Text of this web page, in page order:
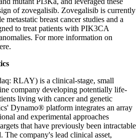
of zovegalisib. Zovegalisib is currently
metastatic breast cancer studies and a
to treat patients with PIK3CA
For more information on
RLAY) is a clinical-stage, small
company developing potentially life-
living with cancer and genetic
Dynamo® platform integrates an array
and experimental approaches
that have previously been intractable
The company's lead clinical asset,